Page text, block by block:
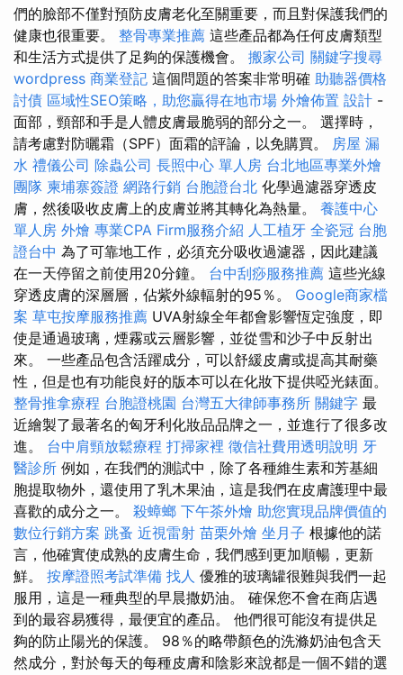
們的臉部不僅對預防皮膚老化至關重要，而且對保護我們的
健康也很重要。 整骨專業推薦 這些產品都為任何皮膚類型
和生活方式提供了足夠的保護機會。 搬家公司 關鍵字搜尋
wordpress 商業登記 這個問題的答案非常明確 助聽器價格
討債 區域性SEO策略，助您贏得在地市場 外燴佈置 設計 -
面部，頸部和手是人體皮膚最脆弱的部分之一。 選擇時，
請考慮對防曬霜（SPF）面霜的評論，以免購買。 房屋 漏
水 禮儀公司 除蟲公司 長照中心 單人房 台北地區專業外燴
團隊 柬埔寨簽證 網路行銷 台胞證台北 化學過濾器穿透皮
膚，然後吸收皮膚上的皮膚並將其轉化為熱量。 養護中心
單人房 外燴 專業CPA Firm服務介紹 人工植牙 全瓷冠 台胞
證台中 為了可靠地工作，必須充分吸收過濾器，因此建議
在一天停留之前使用20分鐘。 台中刮痧服務推薦 這些光線
穿透皮膚的深層層，佔紫外線輻射的95％。 Google商家檔
案 草屯按摩服務推薦 UVA射線全年都會影響恆定強度，即
使是通過玻璃，煙霧或云層影響，並從雪和沙子中反射出
來。 一些產品包含活躍成分，可以舒緩皮膚或提高其耐藥
性，但是也有功能良好的版本可以在化妝下提供啞光錶面。
整骨推拿療程 台胞證桃園 台灣五大律師事務所 關鍵字 最
近繪製了最著名的匈牙利化妝品品牌之一，並進行了很多改
進。 台中肩頸放鬆療程 打掃家裡 徵信社費用透明說明 牙
醫診所 例如，在我們的測試中，除了各種維生素和芳基細
胞提取物外，還使用了乳木果油，這是我們在皮膚護理中最
喜歡的成分之一。 殺蟑螂 下午茶外燴 助您實現品牌價值的
數位行銷方案 跳蚤 近視雷射 苗栗外燴 坐月子 根據他的諾
言，他確實使成熟的皮膚生命，我們感到更加順暢，更新
鮮。 按摩證照考試準備 找人 優雅的玻璃罐很難與我們一起
服用，這是一種典型的早晨撒奶油。 確保您不會在商店遇
到的最容易獲得，最便宜的產品。 他們很可能沒有提供足
夠的防止陽光的保護。 98％的略帶顏色的洗滌奶油包含天
然成分，對於每天的每種皮膚和陰影來說都是一個不錯的選